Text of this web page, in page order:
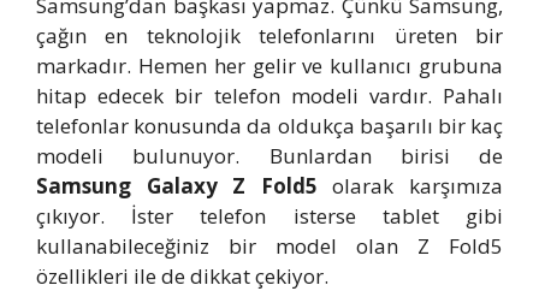
çağın en teknolojik telefonlarını üreten bir
markadır. Hemen her gelir ve kullanıcı grubuna
hitap edecek bir telefon modeli vardır. Pahalı
telefonlar konusunda da oldukça başarılı bir kaç
modeli bulunuyor. Bunlardan birisi de
Samsung Galaxy Z Fold5 olarak karşımıza
çıkıyor. İster telefon isterse tablet gibi
kullanabileceğiniz bir model olan Z Fold5
özellikleri ile de dikkat çekiyor.